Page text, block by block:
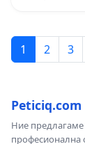
1 2 3
Peticiq.com
Ние предлагаме
професионална